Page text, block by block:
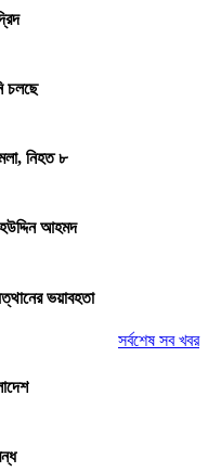
চলছে
নিহত ৮
আহমদ
ভয়াবহতা
সর্বশেষ সব খবর